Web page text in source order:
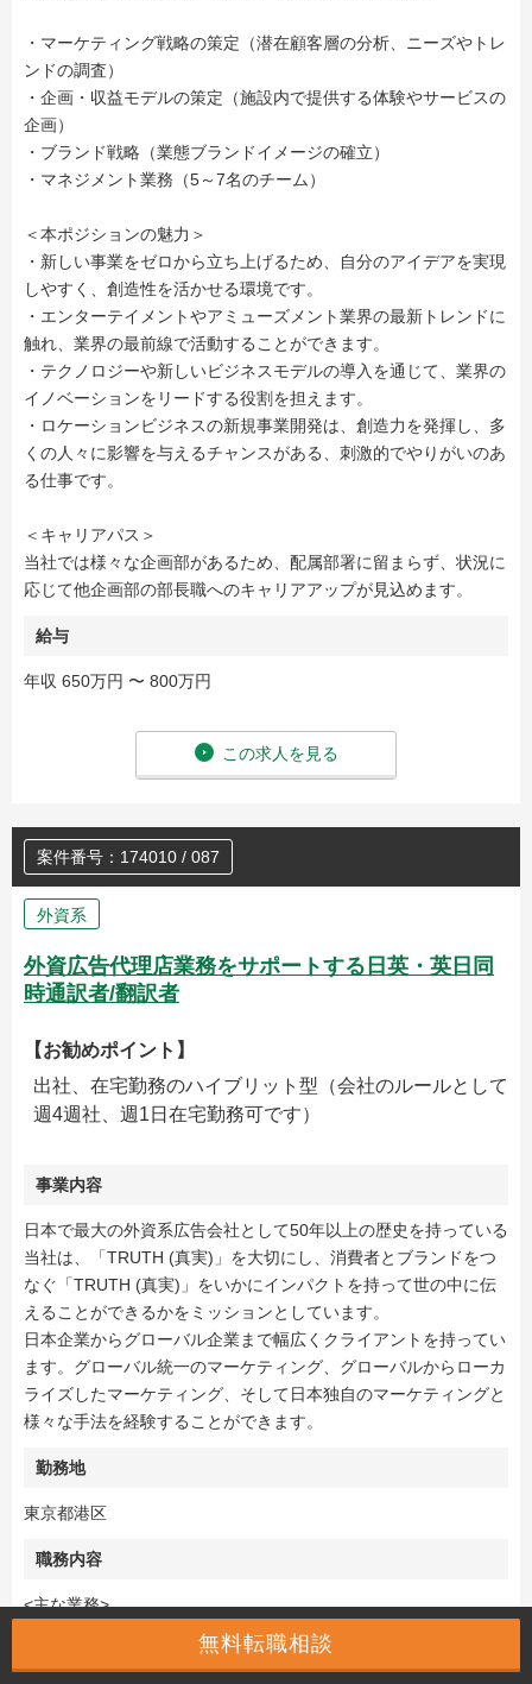
・マーケティング戦略の策定（潜在顧客層の分析、ニーズやトレ
ンドの調査）
・企画・収益モデルの策定（施設内で提供する体験やサービスの
企画）
・ブランド戦略（業態ブランドイメージの確立）
・マネジメント業務（5～7名のチーム）
＜本ポジションの魅力＞
・新しい事業をゼロから立ち上げるため、自分のアイデアを実現
しやすく、創造性を活かせる環境です。
・エンターテイメントやアミューズメント業界の最新トレンドに
触れ、業界の最前線で活動することができます。
・テクノロジーや新しいビジネスモデルの導入を通じて、業界の
イノベーションをリードする役割を担えます。
・ロケーションビジネスの新規事業開発は、創造力を発揮し、多
くの人々に影響を与えるチャンスがある、刺激的でやりがいのあ
る仕事です。
＜キャリアパス＞
当社では様々な企画部があるため、配属部署に留まらず、状況に
応じて他企画部の部長職へのキャリアアップが見込めます。
給与
年収 650万円 〜 800万円
この求人を見る
案件番号：174010 / 087
外資系
外資広告代理店業務をサポートする日英・英日同
時通訳者/翻訳者
【お勧めポイント】
出社、在宅勤務のハイブリット型（会社のルールとして
週4週社、週1日在宅勤務可です）
事業内容
日本で最大の外資系広告会社として50年以上の歴史を持っている
当社は、「TRUTH (真実)」を大切にし、消費者とブランドをつ
なぐ「TRUTH (真実)」をいかにインパクトを持って世の中に伝
えることができるかをミッションとしています。
日本企業からグローバル企業まで幅広くクライアントを持ってい
ます。グローバル統一のマーケティング、グローバルからローカ
ライズしたマーケティング、そして日本独自のマーケティングと
様々な手法を経験することができます。
勤務地
東京都港区
職務内容
<主な業務>
・日常業務における日英・英日の同時通訳（社内、およびクライ
無料転職相談